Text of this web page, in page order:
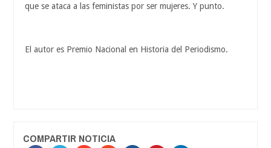
que se ataca a las feministas por ser mujeres. Y punto.
El autor es Premio Nacional en Historia del Periodismo.
COMPARTIR NOTICIA